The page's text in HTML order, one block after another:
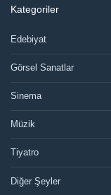
Kategoriler
Edebiyat
Görsel Sanatlar
Sinema
Müzik
Tiyatro
Diğer Şeyler